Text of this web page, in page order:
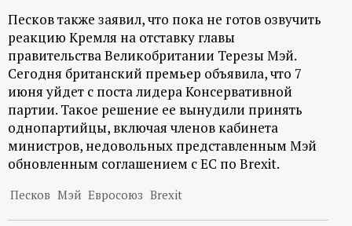
ц
и
о
н
н
ы
Песков также заявил, что пока не готов озвучить
реакцию Кремля на отставку главы
правительства Великобритании Терезы Мэй.
Сегодня британский премьер объявила, что 7
июня уйдет с поста лидера Консервативной
партии. Такое решение ее вынудили принять
однопартийцы, включая членов кабинета
министров, недовольных представленным Мэй
обновленным соглашением с ЕС по Brexit.
Песков Мэй Евросоюз Brexit